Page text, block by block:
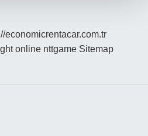
economicrentacar.com.tr
online nttgame Sitemap